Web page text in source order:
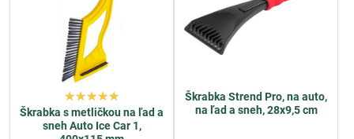
Škrabka s metličkou na ľad a
sneh Auto Ice Car 1,
Škrabka Strend Pro, na auto,
na ľad a sneh, 28x9,5 cm